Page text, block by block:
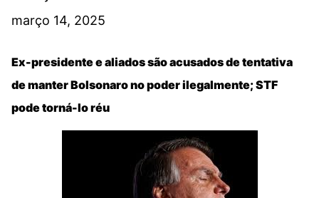
março 14, 2025
Ex-presidente e aliados são acusados de tentativa
de manter Bolsonaro no poder ilegalmente; STF
pode torná-lo réu